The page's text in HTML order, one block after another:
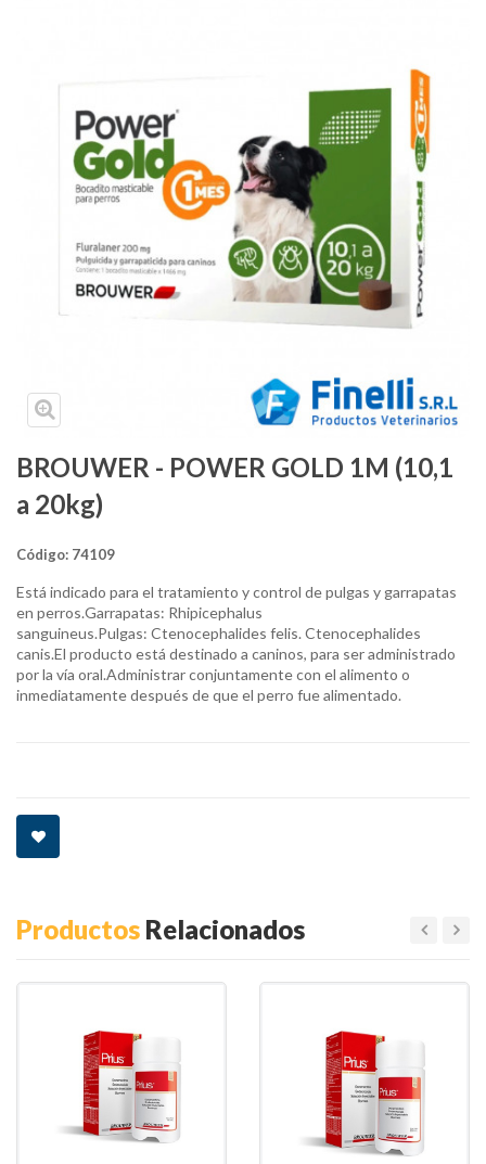
Alimentos
Línea ambiental
Peluquería y Cosmética
Insumos médicos
Collares Isabelinos
Instrumentos y Equipos
BROUWER - POWER GOLD 1M (10,1
a 20kg)
Código: 74109
Está indicado para el tratamiento y control de pulgas y garrapatas
en perros.Garrapatas: Rhipicephalus
sanguineus.Pulgas: Ctenocephalides felis. Ctenocephalides
canis.El producto está destinado a caninos, para ser administrado
por la vía oral.Administrar conjuntamente con el alimento o
inmediatamente después de que el perro fue alimentado.
Productos Relacionados